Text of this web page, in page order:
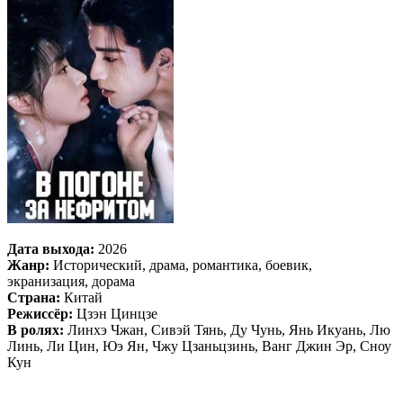
Дата выхода: 2026
Жанр: Исторический, драма, романтика, боевик,
экранизация, дорама
Страна: Китай
Режиссёр: Цзэн Цинцзе
В ролях: Линхэ Чжан, Сивэй Тянь, Ду Чунь, Янь Икуань, Лю
Линь, Ли Цин, Юэ Ян, Чжу Цзаньцзинь, Ванг Джин Эр, Сноу
Кун